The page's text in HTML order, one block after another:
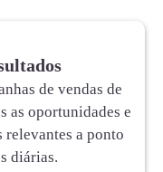
de vendas de
as oportunidades e
relevantes a ponto
diárias.